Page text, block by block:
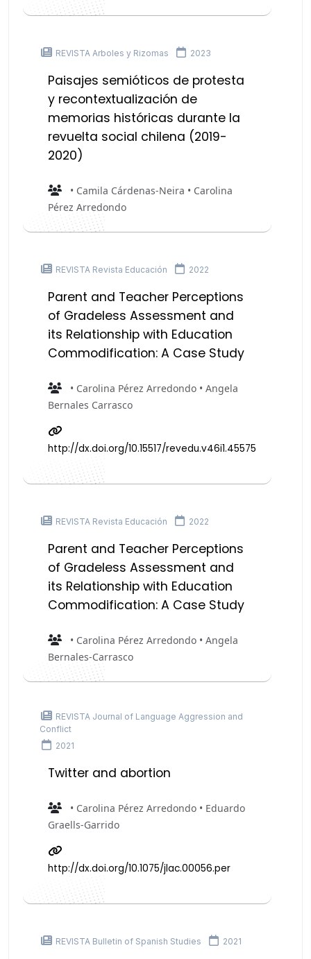
REVISTA Arboles y Rizomas 2023
Paisajes semióticos de protesta
y recontextualización de
memorias históricas durante la
revuelta social chilena (2019-
2020)
• Camila Cárdenas-Neira • Carolina
Pérez Arredondo
REVISTA Revista Educación 2022
Parent and Teacher Perceptions
of Gradeless Assessment and
its Relationship with Education
Commodification: A Case Study
• Carolina Pérez Arredondo • Angela
Bernales Carrasco
http://dx.doi.org/10.15517/revedu.v46i1.45575
REVISTA Revista Educación 2022
Parent and Teacher Perceptions
of Gradeless Assessment and
its Relationship with Education
Commodification: A Case Study
• Carolina Pérez Arredondo • Angela
Bernales-Carrasco
REVISTA Journal of Language Aggression and
Conflict
2021
Twitter and abortion
• Carolina Pérez Arredondo • Eduardo
Graells-Garrido
http://dx.doi.org/10.1075/jlac.00056.per
REVISTA Bulletin of Spanish Studies 2021